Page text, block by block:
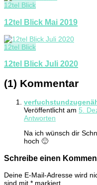
12tel Blick
12tel Blick Mai 2019
12tel Blick
12tel Blick Juli 2020
(1) Kommentar
Veröffentlicht am 5.
Antworten
Na ich wünsch dir
hoch 🙂
Schreibe einen
Deine E-Mail-Adresse wird
sind mit * markiert